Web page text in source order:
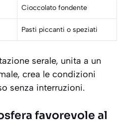
Cioccolato fondente
Pasti piccanti o speziati
serale, unita a un
crea le condizioni
senza interruzioni.
favorevole al